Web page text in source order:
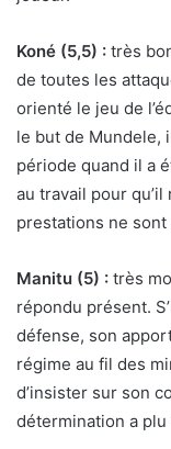
Koné (5,5) : très
de toutes les
orienté le jeu de
le but de Mundele,
période quand il a
au travail pour
prestations ne sont
Manitu (5) : très
répondu présent.
défense, son
régime au fil des
d’insister sur son
détermination a